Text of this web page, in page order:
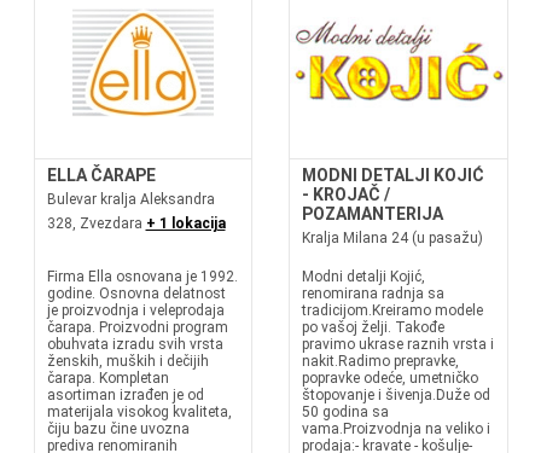
ELLA ČARAPE
Bulevar kralja Aleksandra
328, Zvezdara + 1 lokacija
Firma Ella osnovana je 1992.
godine. Osnovna delatnost
je proizvodnja i veleprodaja
čarapa. Proizvodni program
obuhvata izradu svih vrsta
ženskih, muških i dečijih
čarapa. Kompletan
asortiman izrađen je od
materijala visokog kvaliteta,
čiju bazu čine uvozna
prediva renomiranih
MODNI DETALJI KOJIĆ
- KROJAČ /
POZAMANTERIJA
Kralja Milana 24 (u pasažu)
Modni detalji Kojić,
renomirana radnja sa
tradicijom.Kreiramo modele
po vašoj želji. Takođe
pravimo ukrase raznih vrsta i
nakit.Radimo prepravke,
popravke odeće, umetničko
štopovanje i šivenja.Duže od
50 godina sa
vama.Proizvodnja na veliko i
prodaja:- kravate - košulje-